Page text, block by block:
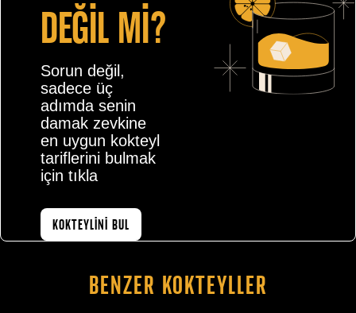
değİl mİ?
Sorun değil,
sadece üç
adımda senin
damak zevkine
en uygun kokteyl
tariflerini bulmak
için tıkla
KOKTEYLİNİ BUL
Benzer Kokteyller